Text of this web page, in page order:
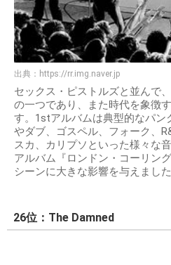
出典： https://rr.img.naver.jp
セックス・ピストルズと並んで
の一つであり、また時代を象徴
す。1stアルバムは典型的なパン
やダブ、ゴスペル、フォーク、
スカ、カリプソといった様々な
アルバム『ロンドン・コーリン
シーンに大きな影響を与えました
26位：The Damned